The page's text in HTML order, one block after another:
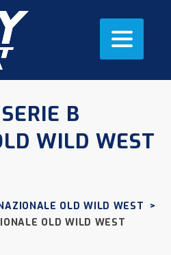
B
WILD WEST
OLD WILD WEST >
OLD WILD WEST